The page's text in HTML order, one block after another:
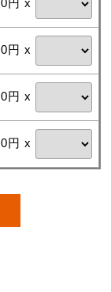
円 x
円 x
円 x
円 x